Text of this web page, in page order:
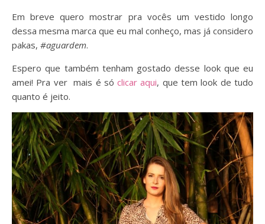
Em breve quero mostrar pra vocês um vestido longo
dessa mesma marca que eu mal conheço, mas já considero
pakas, #aguardem.
Espero que também tenham gostado desse look que eu
amei! Pra ver mais é sóclicar aqui, que tem look de tudo
quanto é jeito.